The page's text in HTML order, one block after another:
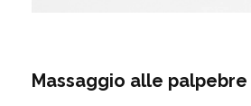
Massaggio alle palpebre